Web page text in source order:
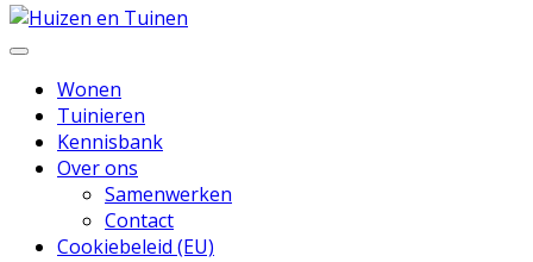
Huizen en Tuinen
Inspiratie voor wonen en tuinieren
Wonen
Tuinieren
Kennisbank
Over ons
Samenwerken
Contact
Cookiebeleid (EU)